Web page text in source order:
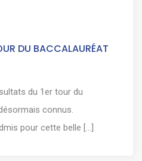
DU BACCALAURÉAT
du 1er tour du
connus.
pour cette belle [...]